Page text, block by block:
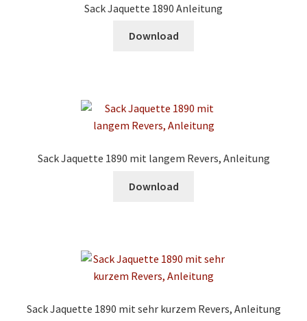
Sack Jaquette 1890 Anleitung
Download
Sack Jaquette 1890 mit langem Revers, Anleitung
Download
Sack Jaquette 1890 mit sehr kurzem Revers, Anleitung